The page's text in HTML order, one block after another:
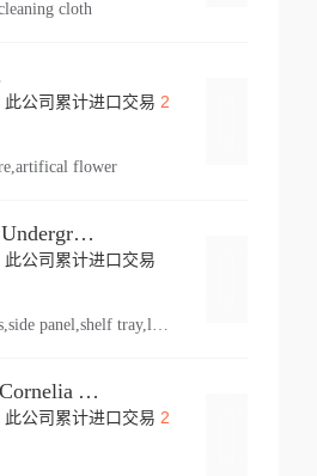
cloth
公司累计进口交易 2
flower
Knapheide Kc Underground
公司累计进口交易
Russell James Cornelia Arlington Va
公司累计进口交易 2